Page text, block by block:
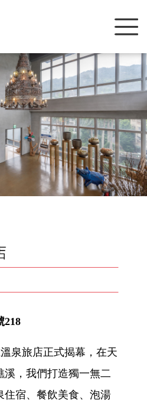
218
泉旅店正式揭幕，在天
溪，我們打造獨一無二
住宿、餐飲美食、泡湯